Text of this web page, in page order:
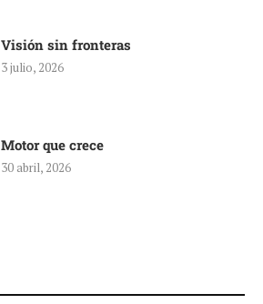
Visión sin fronteras
3 julio, 2026
Motor que crece
30 abril, 2026